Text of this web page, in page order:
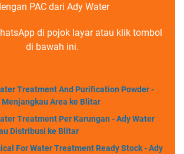
PAC dari Ady Water
di pojok layar atau klik tombol
di bawah ini.
Treatment And Purification Powder -
Menjangkau Area ke Blitar
Treatment Per Karungan - Ady Water
Distribusi ke Blitar
For Water Treatment Ready Stock - Ady